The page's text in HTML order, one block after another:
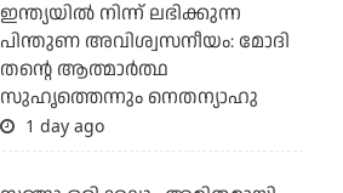
ഇന്ത്യയില്‍ നിന്ന് ലഭിക്കുന്ന
പിന്തുണ അവിശ്വസനീയം: മോദി
തന്റെ ആത്മാര്‍ത്ഥ
സുഹൃത്തെന്നും നെതന്യാഹു
1 day ago